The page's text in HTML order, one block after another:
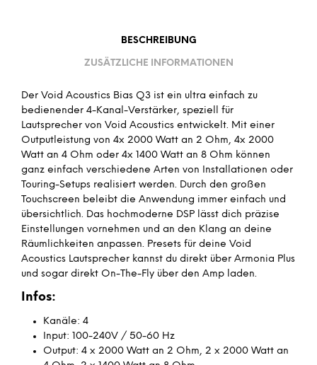
BESCHREIBUNG
ZUSÄTZLICHE INFORMATIONEN
Der Void Acoustics Bias Q3 ist ein ultra einfach zu
bedienender 4-Kanal-Verstärker, speziell für
Lautsprecher von Void Acoustics entwickelt. Mit einer
Outputleistung von 4x 2000 Watt an 2 Ohm, 4x 2000
Watt an 4 Ohm oder 4x 1400 Watt an 8 Ohm können
ganz einfach verschiedene Arten von Installationen oder
Touring-Setups realisiert werden. Durch den großen
Touchscreen beleibt die Anwendung immer einfach und
übersichtlich. Das hochmoderne DSP lässt dich präzise
Einstellungen vornehmen und an den Klang an deine
Räumlichkeiten anpassen. Presets für deine Void
Acoustics Lautsprecher kannst du direkt über Armonia Plus
und sogar direkt On-The-Fly über den Amp laden.
Infos:
Kanäle: 4
Input: 100-240V / 50-60 Hz
Output: 4 x 2000 Watt an 2 Ohm, 2 x 2000 Watt an